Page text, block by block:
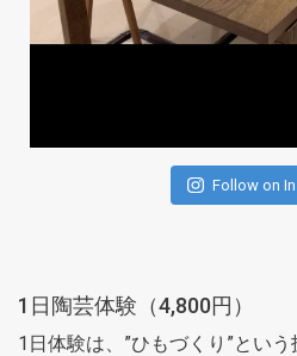
Follow on
1日陶芸体験（4,800円）
1日体験は、”ひもづくり”という